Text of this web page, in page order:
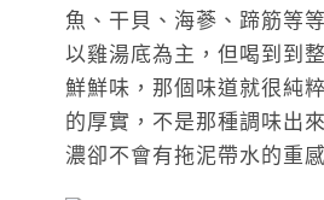
魚、干貝、海蔘、蹄筋等
以雞湯底為主，但喝到到
鮮鮮味，那個味道就很純
的厚實，不是那種調味出
濃卻不會有拖泥帶水的重感